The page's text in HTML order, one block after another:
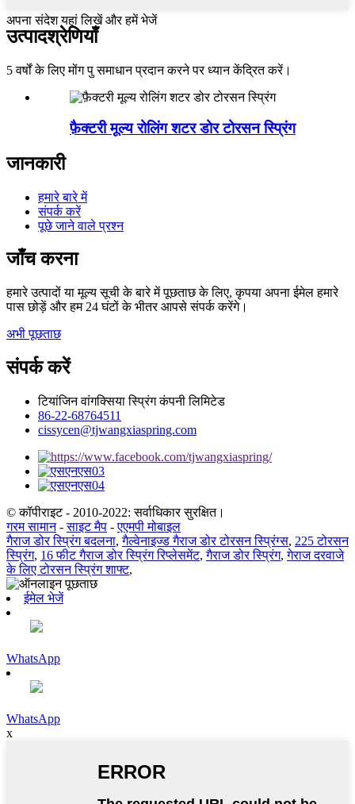
अपना संदेश यहां लिखें और हमें भेजें
उत्पादश्रेणियाँ
5 वर्षों के लिए मोंग पु समाधान प्रदान करने पर ध्यान केंद्रित करें।
फ़ैक्टरी मूल्य रोलिंग शटर डोर टोरसन स्प्रिंग
जानकारी
हमारे बारे में
संपर्क करें
पूछे जाने वाले प्रश्न
जाँच करना
हमारे उत्पादों या मूल्य सूची के बारे में पूछताछ के लिए, कृपया अपना ईमेल हमारे
पास छोड़ें और हम 24 घंटों के भीतर आपसे संपर्क करेंगे।
अभी पूछताछ
संपर्क करें
टियांजिन वांगक्सिया स्प्रिंग कंपनी लिमिटेड
86-22-68764511
cissycen@tjwangxiaspring.com
© कॉपीराइट - 2010-2022: सर्वाधिकार सुरक्षित।
गरम सामान-साइट मैप -एएमपी मोबाइल
गैराज डोर स्प्रिंग बदलना,गैल्वेनाइज्ड गैराज डोर टोरसन स्प्रिंग्स, 225 टोरसन
स्प्रिंग, 16 फीट गैराज डोर स्प्रिंग रिप्लेसमेंट,गैराज डोर स्प्रिंग,गेराज दरवाजे
के लिए टोरसन स्प्रिंग शाफ्ट,
ईमेल भेजें
WhatsApp
WhatsApp
x